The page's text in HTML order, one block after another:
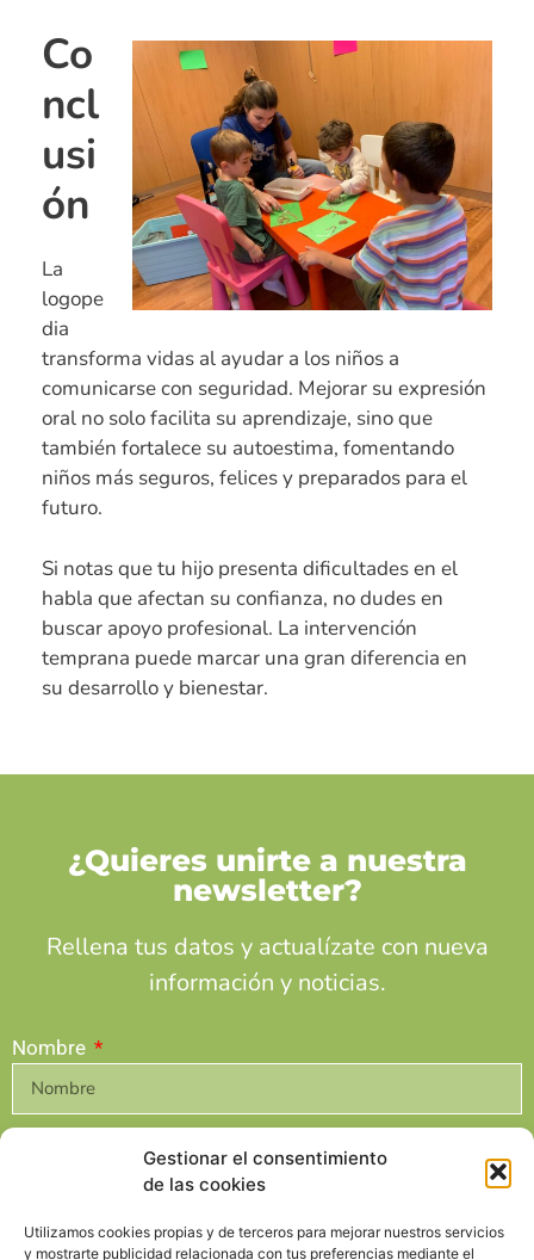
Gestionar el consentimiento
de las cookies
Utilizamos cookies propias y de terceros para mejorar nuestros servicios
y mostrarte publicidad relacionada con tus preferencias mediante el
Co
ncl
usi
ón
La
logope
dia
transforma vidas al ayudar a los niños a
comunicarse con seguridad. Mejorar su expresión
oral no solo facilita su aprendizaje, sino que
también fortalece su autoestima, fomentando
niños más seguros, felices y preparados para el
futuro.
Si notas que tu hijo presenta dificultades en el
habla que afectan su confianza, no dudes en
buscar apoyo profesional. La intervención
temprana puede marcar una gran diferencia en
su desarrollo y bienestar.
¿Quieres unirte a nuestra
newsletter?
Rellena tus datos y actualízate con nueva
información y noticias.
Nombre
He leído y acepto lapolítica de privacidad